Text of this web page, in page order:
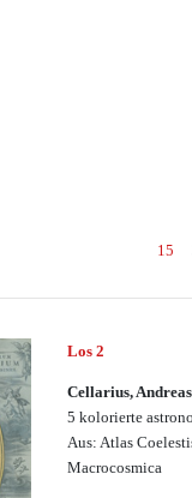
15
Los 2
Cellarius, Andreas
5 kolorierte
Aus: Atlas
Macrocosmica